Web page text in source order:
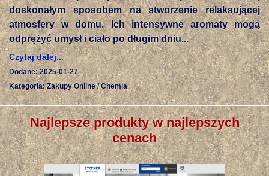
doskonałym sposobem na stworzenie relaksującej
atmosfery w domu. Ich intensywne aromaty mogą
odprężyć umysł i ciało po długim dniu...
Czytaj dalej...
Dodane: 2025-01-27
Kategoria: Zakupy Online / Chemia
Najlepsze produkty w najlepszych
cenach